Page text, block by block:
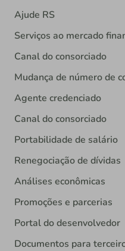
Ajude RS
Serviços ao mercado
Canal do consorciado
Mudança de número de
Agente credenciado
Canal do consorciado
Portabilidade de salário
Renegociação de dívidas
Análises econômicas
Promoções e parcerias
Portal do desenvolvedor
Documentos para